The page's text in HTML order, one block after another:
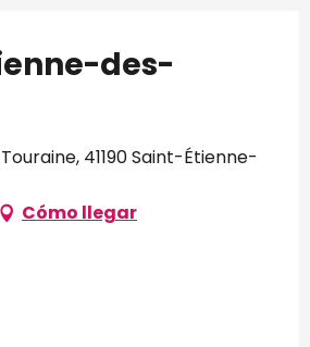
des-
41190 Saint-Étienne-
Cómo llegar